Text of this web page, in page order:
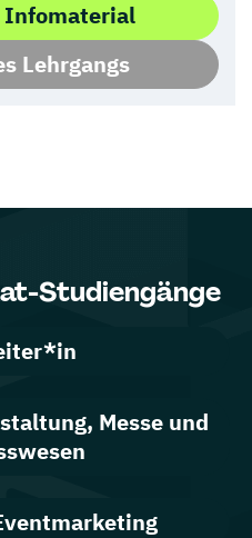
Infomaterial
Lehrgangs
Studiengänge
Messe und